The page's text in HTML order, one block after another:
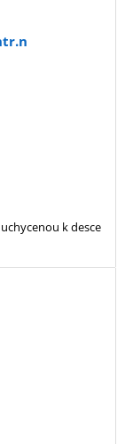
k desce